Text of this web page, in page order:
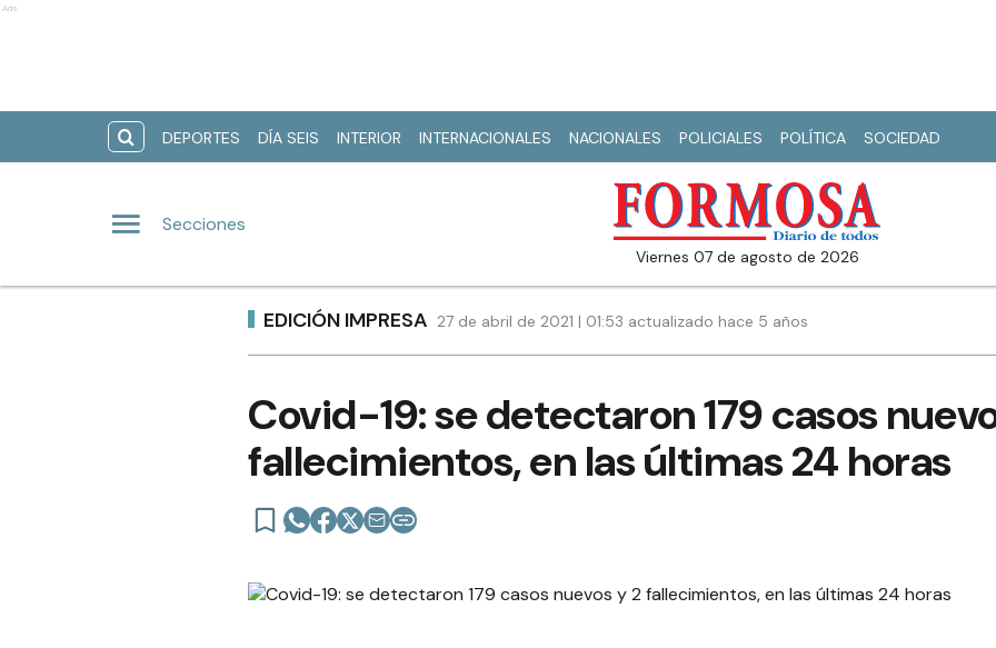
Ads
DEPORTES DÍA SEIS INTERIOR INTERNACIONALES NACIONALES POLICIALES POLÍTICA SOCIEDAD
Secciones
viernes 07 de agosto de 2026
EDICIÓN IMPRESA 27 de abril de 2021 | 01:53 actualizado hace 5 años
Covid-19: se detectaron 179 casos
fallecimientos, en las últimas 24 horas